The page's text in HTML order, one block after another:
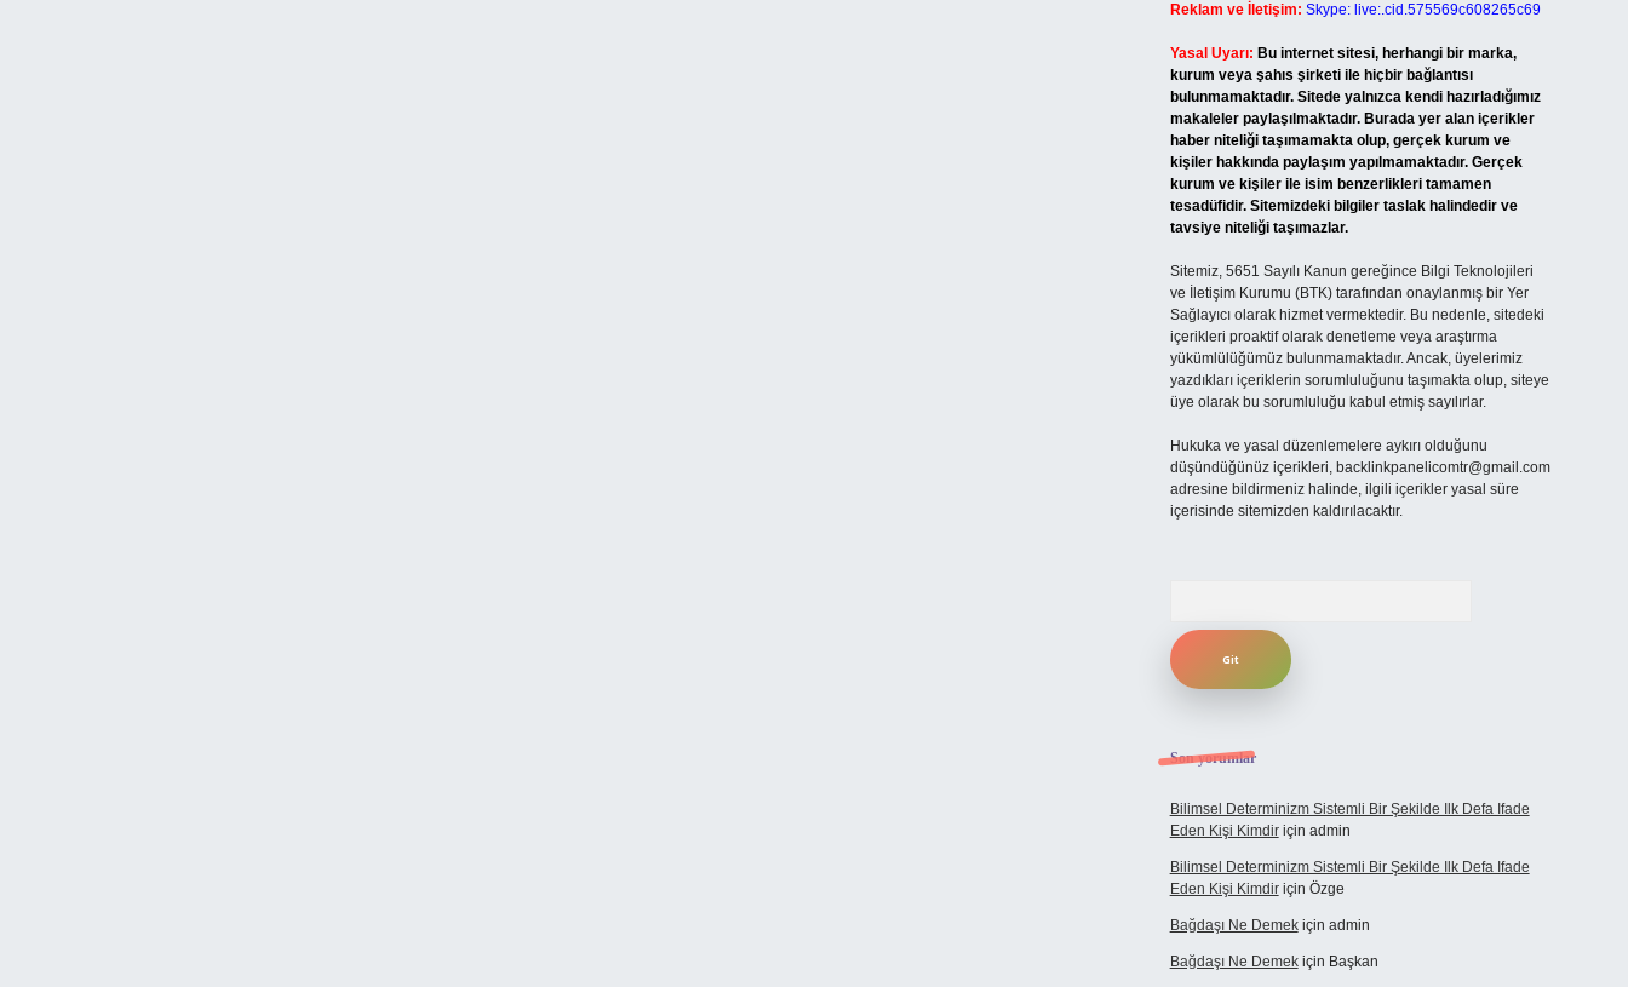
Reklam ve İletişim: Skype: live:.cid.575569c608265c69
Yasal Uyarı: Bu internet sitesi, herhangi bir marka,
kurum veya şahıs şirketi ile hiçbir bağlantısı
bulunmamaktadır. Sitede yalnızca kendi hazırladığımız
makaleler paylaşılmaktadır. Burada yer alan içerikler
haber niteliği taşımamakta olup, gerçek kurum ve
kişiler hakkında paylaşım yapılmamaktadır. Gerçek
kurum ve kişiler ile isim benzerlikleri tamamen
tesadüfidir. Sitemizdeki bilgiler taslak halindedir ve
tavsiye niteliği taşımazlar.
Sitemiz, 5651 Sayılı Kanun gereğince Bilgi Teknolojileri
ve İletişim Kurumu (BTK) tarafından onaylanmış bir Yer
Sağlayıcı olarak hizmet vermektedir. Bu nedenle, sitedeki
içerikleri proaktif olarak denetleme veya araştırma
yükümlülüğümüz bulunmamaktadır. Ancak, üyelerimiz
yazdıkları içeriklerin sorumluluğunu taşımakta olup, siteye
üye olarak bu sorumluluğu kabul etmiş sayılırlar.
Hukuka ve yasal düzenlemelere aykırı olduğunu
düşündüğünüz içerikleri, backlinkpanelicomtr@gmail.com
adresine bildirmeniz halinde, ilgili içerikler yasal süre
içerisinde sitemizden kaldırılacaktır.
Son yorumlar
Bilimsel Determinizm Sistemli Bir Şekilde Ilk Defa Ifade
Eden Kişi Kimdiriçin admin
Bilimsel Determinizm Sistemli Bir Şekilde Ilk Defa Ifade
Eden Kişi Kimdiriçin Özge
Bağdaşı Ne Demekiçin admin
Bağdaşı Ne Demekiçin Başkan